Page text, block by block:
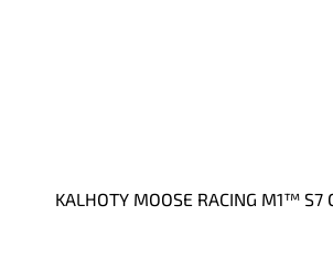
KALHOTY MOOSE RACING M1™ S7